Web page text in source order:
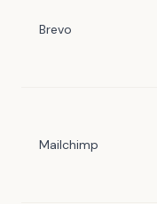
Brevo
Mailchimp